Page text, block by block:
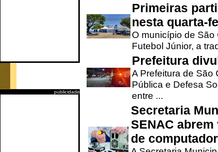
publicidade
Primeiras
nesta quarta-
O município de
Futebol Júnior, a
Prefeitura
A Prefeitura de São
Pública e Defesa
entre ...
Secretaria
SENAC
de